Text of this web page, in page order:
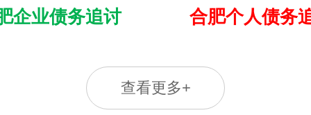
企业债务追讨 合肥个人债务
查看更多+